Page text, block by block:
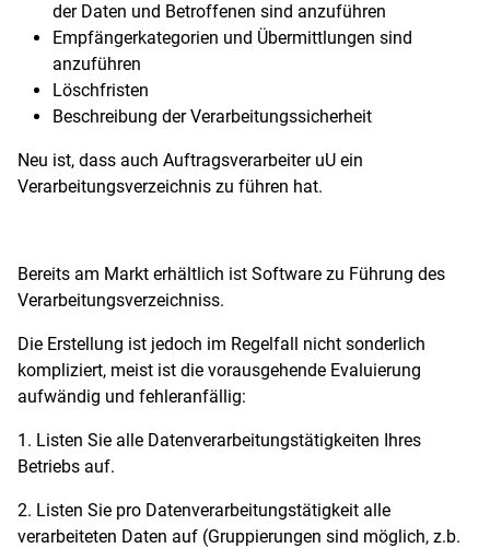
der Daten und Betroffenen sind anzuführen
Empfängerkategorien und Übermittlungen sind
anzuführen
Löschfristen
Beschreibung der Verarbeitungssicherheit
Neu ist, dass auch Auftragsverarbeiter uU ein
Verarbeitungsverzeichnis zu führen hat.
Bereits am Markt erhältlich ist Software zu Führung des
Verarbeitungsverzeichniss.
Die Erstellung ist jedoch im Regelfall nicht sonderlich
kompliziert, meist ist die vorausgehende Evaluierung
aufwändig und fehleranfällig:
1. Listen Sie alle Datenverarbeitungstätigkeiten Ihres
Betriebs auf.
2. Listen Sie pro Datenverarbeitungstätigkeit alle
verarbeiteten Daten auf (Gruppierungen sind möglich, z.b.